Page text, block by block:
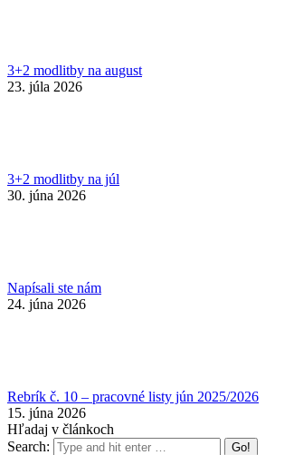
3+2 modlitby na august
23. júla 2026
3+2 modlitby na júl
30. júna 2026
Napísali ste nám
24. júna 2026
Rebrík č. 10 – pracovné listy jún 2025/2026
15. júna 2026
Hľadaj v článkoch
Search: